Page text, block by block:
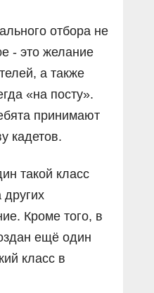
отбора не
- это желание
а также
«на посту».
принимают
кадетов.
такой класс
Кроме того, в
ещё один
класс в